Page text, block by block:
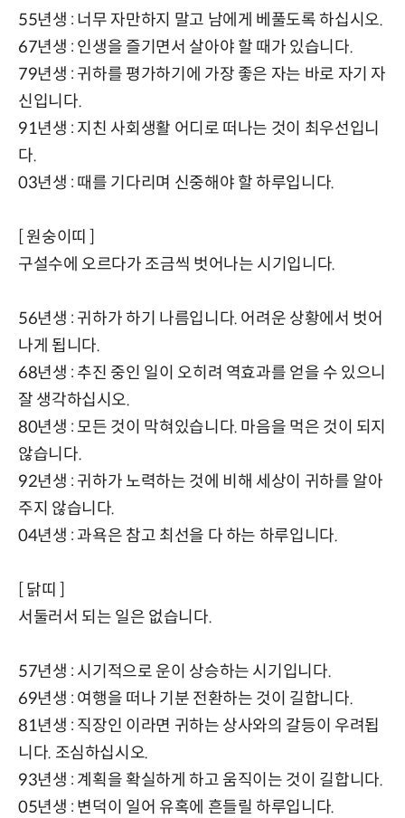
55년생 : 너무 자만하지 말고 남에게 베풀도록 하십시오.
67년생 : 인생을 즐기면서 살아야 할 때가 있습니다.
79년생 : 귀하를 평가하기에 가장 좋은 자는 바로 자기 자
신입니다.
91년생 : 지친 사회생활 어디로 떠나는 것이 최우선입니
다.
03년생 : 때를 기다리며 신중해야 할 하루입니다.
[ 원숭이띠 ]
구설수에 오르다가 조금씩 벗어나는 시기입니다.
56년생 : 귀하가 하기 나름입니다. 어려운 상황에서 벗어
나게 됩니다.
68년생 : 추진 중인 일이 오히려 역효과를 얻을 수 있으니
잘 생각하십시오.
80년생 : 모든 것이 막혀있습니다. 마음을 먹은 것이 되지
않습니다.
92년생 : 귀하가 노력하는 것에 비해 세상이 귀하를 알아
주지 않습니다.
04년생 : 과욕은 참고 최선을 다 하는 하루입니다.
[ 닭띠 ]
서둘러서 되는 일은 없습니다.
57년생 : 시기적으로 운이 상승하는 시기입니다.
69년생 : 여행을 떠나 기분 전환하는 것이 길합니다.
81년생 : 직장인 이라면 귀하는 상사와의 갈등이 우려됩
니다. 조심하십시오.
93년생 : 계획을 확실하게 하고 움직이는 것이 길합니다.
05년생 : 변덕이 일어 유혹에 흔들릴 하루입니다.